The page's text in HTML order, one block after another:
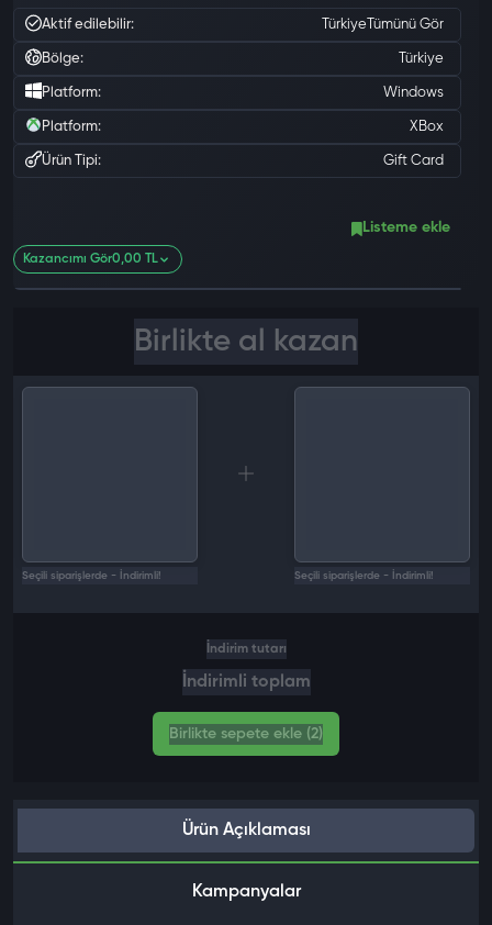
0
Aktif edilebilir: Türkiye Tümünü Gör
Bölge: Türkiye
Platform: Windows
Platform: XBox
Ürün Tipi: Gift Card
Listeme ekle
Kazancımı Gör0,00 TL
Birlikte al kazan
Seçili siparişlerde - İndirimli! Seçili siparişlerde - İndirimli!
İndirim tutarı
İndirimli toplam
Birlikte sepete ekle (2)
Ürün Açıklaması
Kampanyalar